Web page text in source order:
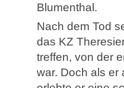
Blumenthal.
Nach dem Tod
das KZ
treffen, von der
war. Doch als er